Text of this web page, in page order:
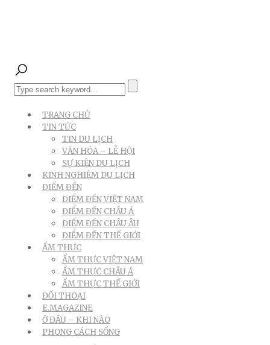
TRANG CHỦ
TIN TỨC
TIN DU LỊCH
VĂN HÓA – LỄ HỘI
SỰ KIỆN DU LỊCH
KINH NGHIỆM DU LỊCH
ĐIỂM ĐẾN
ĐIỂM ĐẾN VIỆT NAM
ĐIỂM ĐẾN CHÂU Á
ĐIỂM ĐẾN CHÂU ÂU
ĐIỂM ĐẾN THẾ GIỚI
ẨM THỰC
ẨM THỰC VIỆT NAM
ẨM THỰC CHÂU Á
ẨM THỰC THẾ GIỚI
ĐỐI THOẠI
E.MAGAZINE
Ở ĐÂU – KHI NÀO
PHONG CÁCH SỐNG